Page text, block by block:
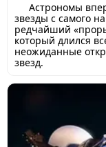
Астрономы
звезды с самого
редчайший
который длился
неожиданные
звезд.